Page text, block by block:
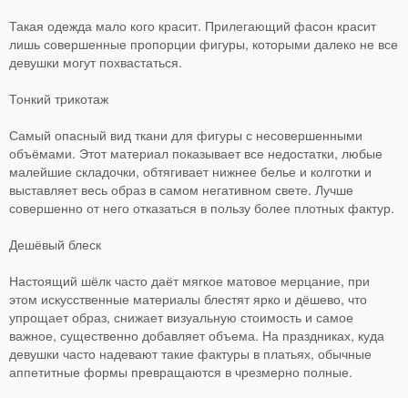
Такая одежда мало кого красит. Прилегающий фасон красит
лишь совершенные пропорции фигуры, которыми далеко не все
девушки могут похвастаться.
Тонкий трикотаж
Самый опасный вид ткани для фигуры с несовершенными
объёмами. Этот материал показывает все недостатки, любые
малейшие складочки, обтягивает нижнее белье и колготки и
выставляет весь образ в самом негативном свете. Лучше
совершенно от него отказаться в пользу более плотных фактур.
Дешёвый блеск
Настоящий шёлк часто даёт мягкое матовое мерцание, при
этом искусственные материалы блестят ярко и дёшево, что
упрощает образ, снижает визуальную стоимость и самое
важное, существенно добавляет объема. На праздниках, куда
девушки часто надевают такие фактуры в платьях, обычные
аппетитные формы превращаются в чрезмерно полные.